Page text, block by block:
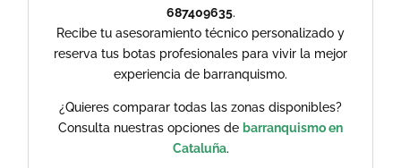
687409635.
Recibe tu asesoramiento técnico personalizado y
reserva tus botas profesionales para vivir la mejor
experiencia de barranquismo.
¿Quieres comparar todas las zonas disponibles?
Consulta nuestras opciones de barranquismo en
Cataluña.